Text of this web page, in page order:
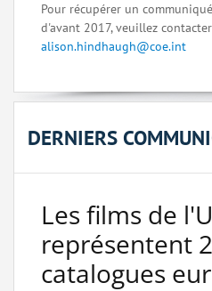
Pour récupérer un
d'avant 2017, veuillez contacter
alison.hindhaugh@coe.int
DERNIERS
Les films de
représentent
catalogues